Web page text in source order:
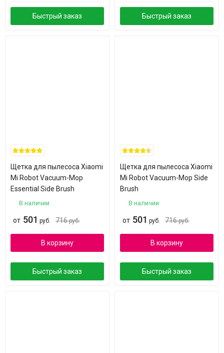
Быстрый заказ Быстрый заказ
Щетка для пылесоса Xiaomi
Mi Robot Vacuum-Mop
Essential Side Brush
В наличии
от 501 руб. 716 руб.
В корзину
Быстрый заказ
Щетка для пылесоса Xiaomi
Mi Robot Vacuum-Mop Side
Brush
В наличии
от 501 руб. 716 руб.
В корзину
Быстрый заказ